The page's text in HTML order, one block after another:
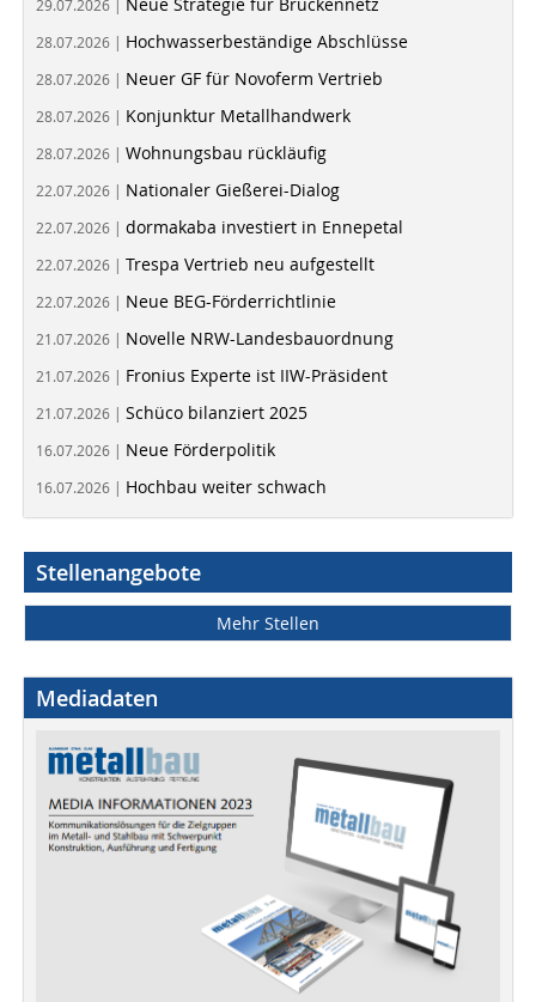
29.07.2026 |
28.07.2026 | Hochwasserbeständige Abschlüsse
28.07.2026 | Neuer GF für Novoferm Vertrieb
28.07.2026 | Konjunktur Metallhandwerk
28.07.2026 | Wohnungsbau rückläufig
22.07.2026 | Nationaler Gießerei-Dialog
22.07.2026 | dormakaba investiert in Ennepetal
22.07.2026 | Trespa Vertrieb neu aufgestellt
22.07.2026 | Neue BEG-Förderrichtlinie
21.07.2026 | Novelle NRW-Landesbauordnung
21.07.2026 | Fronius Experte ist IIW-Präsident
21.07.2026 | Schüco bilanziert 2025
16.07.2026 | Neue Förderpolitik
16.07.2026 | Hochbau weiter schwach
Stellenangebote
Mehr Stellen
Mediadaten